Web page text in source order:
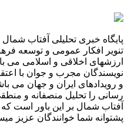
پایگاه خبری تحلیلی آفتاب
تنویر افکار عمومی و توسعه
ارزشهای اخلاقی و اسلامی می
نویسندگان مجرب و جوان با
و رویدادهای ایران و جهان می
رسانی را تحلیل منصفانه و
آفتاب شمال بر این باور است
پشتوانه شما خوانندگان عزیز